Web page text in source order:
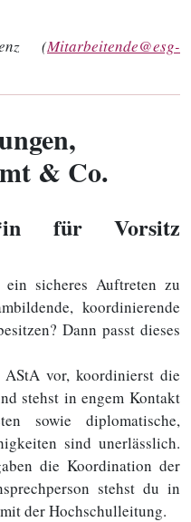
(Mitarbeitende@esg-
& Co.
für Vorsitz
sicheres Auftreten zu
koordinierende
Dann passt dieses
vor, koordinierst die
stehst in engem Kontakt
sowie diplomatische,
sind unerlässlich.
die Koordination der
stehst du in
der Hochschulleitung.